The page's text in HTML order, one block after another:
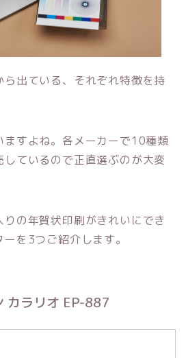
ら出ている、それぞれ特徴を持
ますよね。各メーカーで10種類
ているので正直選ぶのが大変
の年賀状印刷がきれいにでき
を3つご紹介します。
カラリオ EP-887